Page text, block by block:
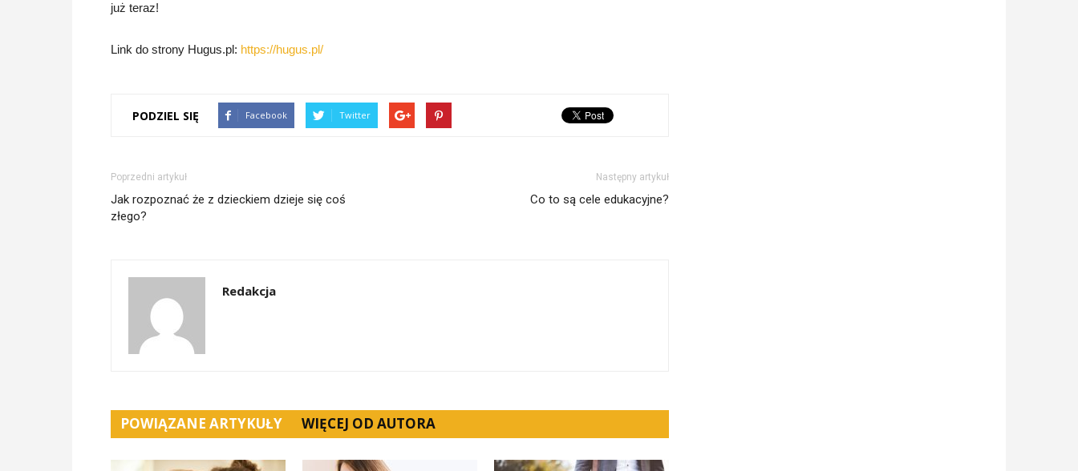
już teraz!
Link do strony Hugus.pl: https://hugus.pl/
PODZIEL SIĘ Facebook Twitter
Poprzedni artykuł
Jak rozpoznać że z dzieckiem dzieje się coś
złego?
Następny artykuł
Co to są cele edukacyjne?
Redakcja
POWIĄZANE ARTYKUŁY WIĘCEJ OD AUTORA